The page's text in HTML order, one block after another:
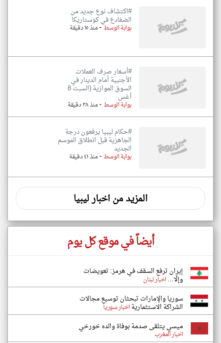
#اكتشاف نوع جديد من
الضفادع في كوستاريكا
بوابة الوسط-منذ ١٥ دقيقة
#أسعار صرف العملات
الأجنبية أمام الدينار في
السوق الموازية (السبت 8
أغس
بوابة الوسط-منذ ٣٨ دقيقة
#حكام ليبيا يرفعون درجة
الجاهزية قبل انطلاق الموسم
الجديد
بوابة الوسط-منذ ٤١ دقيقة
المزيد من اخبار ليبيا
أيضاً في موقع كل يوم
إيران ترفع السقف في هرمز: تعويضات
وإلّا...اخبار لبنان
سوريا والإمارات تبحثان توسيع مجالات
الشراكة الاستثماريةاخبار سوريا
ميسي يتلقى صدمة بوفاة والده خورخي
اخبار المغرب